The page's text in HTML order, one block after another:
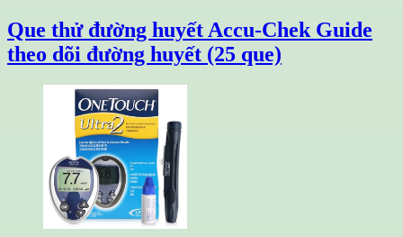
Que thử đường huyết Accu-Chek Guide
theo dõi đường huyết (25 que)